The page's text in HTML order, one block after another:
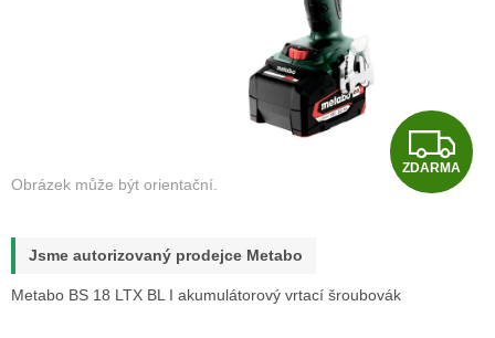
Z
D
ZDARMA
Jsme autorizovaný prodejce Metabo
Metabo BS 18 LTX BL I akumulátorový vrtací šroubovák